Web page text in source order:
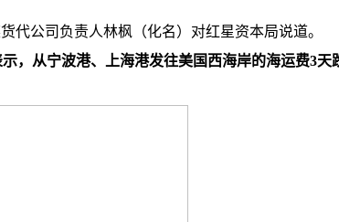
代公司负责人林枫（化名）对红星资本局说道。
，从宁波港、上海港发往美国西海岸的海运费3天